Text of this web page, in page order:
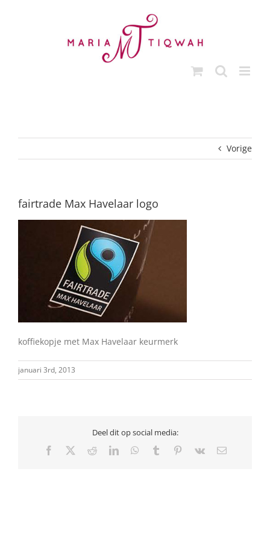
Vorige
fairtrade Max Havelaar logo
koffiekopje met Max Havelaar keurmerk
januari 3rd, 2013
Deel dit op social media:
Facebook RedditLinkedInWhatsApp
Tumblr Pinterest
Vk
E-